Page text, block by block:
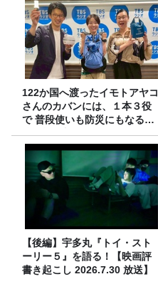
122か国へ渡ったイモトアヤコ
さんのカバンには、１本３役
で 普段使いも防災にもなる最
強の棒が入っていた！
【後編】宇多丸『トイ・スト
ーリー５』を語る！【映画評
書き起こし 2026.7.30 放送】